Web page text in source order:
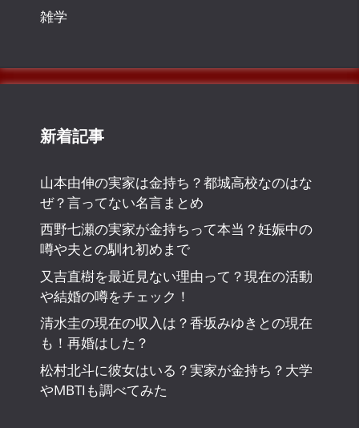
雑学
新着記事
山本由伸の実家は金持ち？都城高校なのはな
ぜ？言ってない名言まとめ
西野七瀬の実家が金持ちって本当？妊娠中の
噂や夫との馴れ初めまで
又吉直樹を最近見ない理由って？現在の活動
や結婚の噂をチェック！
清水圭の現在の収入は？香坂みゆきとの現在
も！再婚はした？
松村北斗に彼女はいる？実家が金持ち？大学
やMBTIも調べてみた